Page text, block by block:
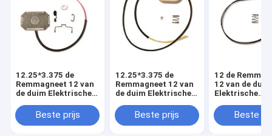
12.25*3.375 de
Remmagneet 12 van
de duim Elektrische
Vervangingsuitrustingen
Beste prijs
12.25*3.375 de
Remmagneet 12 van
de duim Elektrische
Vervangingsuitrustingen
Beste prijs
12 de
12 van de duim
Elektrische
voor
Beste